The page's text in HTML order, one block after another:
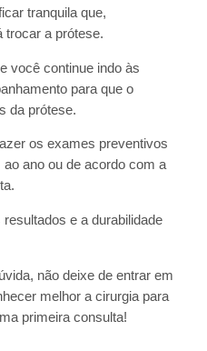
tranquila que,
trocar a prótese.
você continue indo às
para que o
da prótese.
os exames preventivos
ano ou de acordo com a
e a durabilidade
não deixe de entrar em
melhor a cirurgia para
primeira consulta!